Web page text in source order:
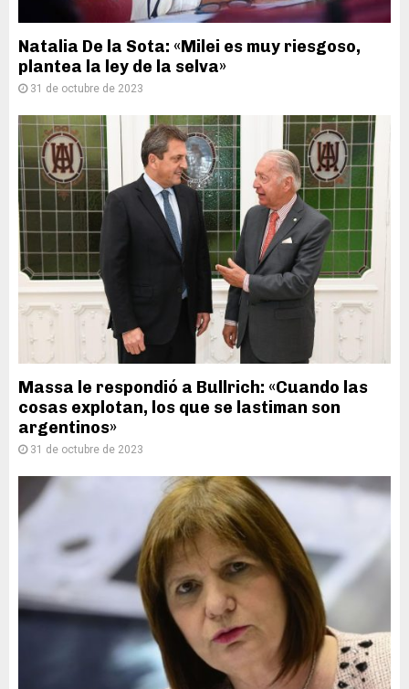
Natalia De la Sota: «Milei es muy riesgoso,
plantea la ley de la selva»
31 de octubre de 2023
Massa le respondió a Bullrich: «Cuando las
cosas explotan, los que se lastiman son
argentinos»
31 de octubre de 2023